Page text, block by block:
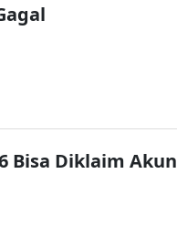
Bisa Diklaim Akun